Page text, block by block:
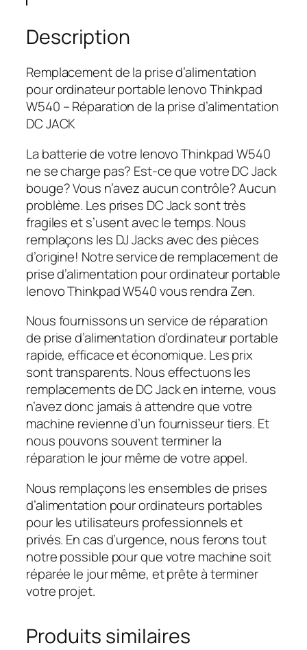
Description
Remplacement de la prise d’alimentation
pour ordinateur portable lenovo Thinkpad
W540 – Réparation de la prise d’alimentation
DC JACK
La batterie de votre lenovo Thinkpad W540
ne se charge pas? Est-ce que votre DC Jack
bouge? Vous n’avez aucun contrôle? Aucun
problème. Les prises DC Jack sont très
fragiles et s’usent avec le temps. Nous
remplaçons les DJ Jacks avec des pièces
d’origine! Notre service de remplacement de
prise d’alimentation pour ordinateur portable
lenovo Thinkpad W540 vous rendra Zen.
Nous fournissons un service de réparation
de prise d’alimentation d’ordinateur portable
rapide, efficace et économique. Les prix
sont transparents. Nous effectuons les
remplacements de DC Jack en interne, vous
n’avez donc jamais à attendre que votre
machine revienne d’un fournisseur tiers. Et
nous pouvons souvent terminer la
réparation le jour même de votre appel.
Nous remplaçons les ensembles de prises
d’alimentation pour ordinateurs portables
pour les utilisateurs professionnels et
privés. En cas d’urgence, nous ferons tout
notre possible pour que votre machine soit
réparée le jour même, et prête à terminer
votre projet.
Produits similaires